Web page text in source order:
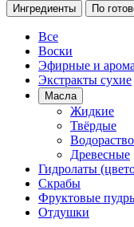
Ингредиенты
По
Все
Воски
Эфирные и
Экстракты сухие
Масла
Жидкие
Твёрдые
Древесные
Гидролаты
Скрабы
Фруктовые
Отдушки